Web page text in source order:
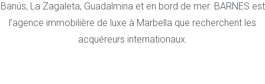
Banús, La Zagaleta, Guadalmina et en bord de mer. BARNES est
l’agence immobilière de luxe à Marbella que recherchent les
acquéreurs internationaux.